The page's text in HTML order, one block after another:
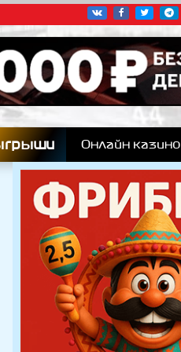
гоночных серий
Онлайн казино